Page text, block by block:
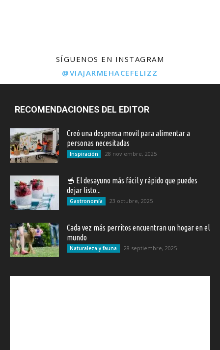
SÍGUENOS EN INSTAGRAM
@VIAJARMEHACEFELIZZ
RECOMENDACIONES DEL EDITOR
Creó una despensa movil para alimentar a
personas necesitadas
Inspiración 28 noviembre, 2025
🥣 El desayuno más fácil y rápido que puedes
dejar listo...
Gastronomía 23 octubre, 2025
Cada vez más perritos encuentran un hogar en el
mundo
Naturaleza y fauna 28 septiembre, 2025